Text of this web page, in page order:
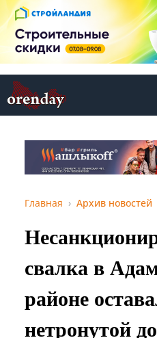
Главная Архив новостей
свалка в
районе
нетронутой